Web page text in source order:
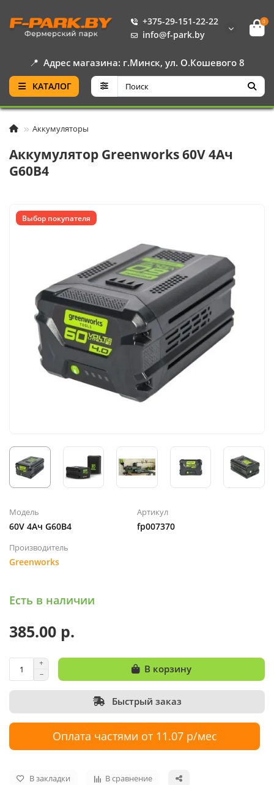
+375-29-151-22-22
info@f-park.by
0
📍 Адрес магазина: г.Минск, ул. О.Кошевого 8
КАТАЛОГ
Аккумуляторы
Аккумулятор Greenworks 60V 4Ач
G60B4
Выбор покупателя
Модель
60V 4Ач G60B4
Артикул
fp007370
Производитель
Greenworks
Есть в наличии
385.00 р.
В корзину
Быстрый заказ
Оплата частями от 11.07 р/мес
В закладки В сравнение